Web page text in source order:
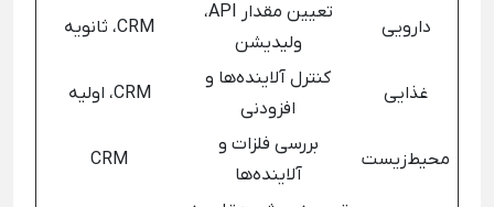
دارویی
تعیین مقدار API،
ولیدیشن
CRM، ثانویه
غذایی
کنترل آلاینده‌ها و
افزودنی
CRM، اولیه
محیط‌زیست
بررسی فلزات و
آلاینده‌ها
CRM